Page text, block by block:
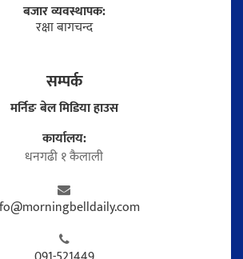
बजार व्यवस्थापक:
रक्षा बागचन्द
सम्पर्क
मर्निङ बेल मिडिया हाउस
कार्यालय:
धनगढी १ कैलाली